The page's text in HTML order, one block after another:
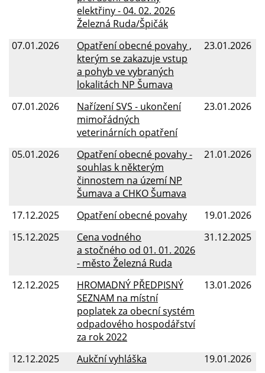
elektřiny - 04. 02. 2026
Železná Ruda/Špičák
07.01.2026
23.01.2026
Opatření obecné povahy ,
kterým se zakazuje vstup
a pohyb ve vybraných
lokalitách NP Šumava
07.01.2026
23.01.2026
Nařízení SVS - ukončení
mimořádných
veterinárních opatření
05.01.2026
21.01.2026
Opatření obecné povahy -
souhlas k některým
činnostem na území NP
Šumava a CHKO Šumava
17.12.2025
19.01.2026
Opatření obecné povahy
15.12.2025
31.12.2025
Cena vodného
a stočného od 01. 01. 2026
- město Železná Ruda
12.12.2025
13.01.2026
HROMADNÝ PŘEDPISNÝ
SEZNAM na místní
poplatek za obecní systém
odpadového hospodářství
za rok 2022
12.12.2025
19.01.2026
Aukční vyhláška